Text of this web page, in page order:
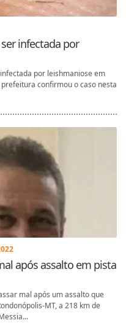
infectada por
por leishmaniose em
prefeitura confirmou o caso nesta
após assalto em pista
mal após um assalto que
MT, a 218 km de